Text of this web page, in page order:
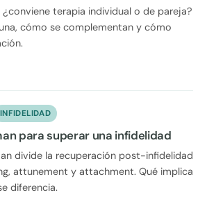
¿conviene terapia individual o de pareja?
cómo se complementan y cómo
INFIDELIDAD
para superar una infidelidad
divide la recuperación post-infidelidad
attunement y attachment. Qué implica
diferencia.